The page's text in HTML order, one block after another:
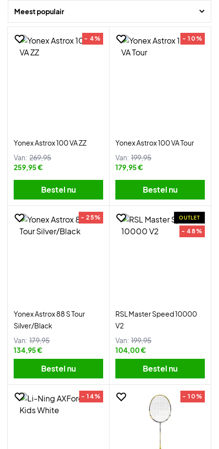
Meest populair
- 4%
Yonex Astrox 100 VA ZZ
Van: 269,95
259,95 €
Bestel nu
- 10%
Yonex Astrox 100 VA Tour
Van: 199,95
179,95 €
Bestel nu
- 25%
Yonex Astrox 88 S Tour
Silver/Black
Van: 179,95
134,95 €
Bestel nu
OUTLET
- 48%
RSL Master Speed 10000
V2
Van: 199,95
104,00 €
Bestel nu
- 14% - 10%